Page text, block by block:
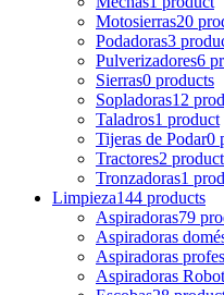
Motosierras20
Podadoras3
Pulverizadores6
Sierras0 products
Sopladoras12
Taladros1 product
Tijeras de Podar0
Tractores2
Tronzadoras1
Limpieza144 products
Aspiradoras79
Aspiradoras
Aspiradoras
Aspiradoras